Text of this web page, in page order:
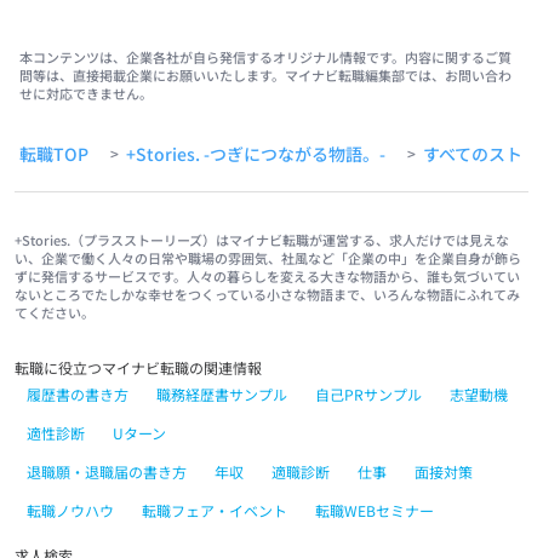
本コンテンツは、企業各社が自ら発信するオリジナル情報です。内容に関するご質
問等は、直接掲載企業にお願いいたします。マイナビ転職編集部では、お問い合わ
せに対応できません。
転職TOP > +Stories. -つぎにつながる物語。- > すべてのスト
+Stories.（プラスストーリーズ）はマイナビ転職が運営する、求人だけでは見えな
い、企業で働く人々の日常や職場の雰囲気、社風など「企業の中」を企業自身が飾ら
ずに発信するサービスです。人々の暮らしを変える大きな物語から、誰も気づいてい
ないところでたしかな幸せをつくっている小さな物語まで、いろんな物語にふれてみ
てください。
転職に役立つマイナビ転職の関連情報
履歴書の書き方
職務経歴書サンプル 自己PRサンプル
志望動機
適性診断
Uターン
退職願・退職届の書き方
年収 適職診断 仕事
面接対策
転職ノウハウ
転職フェア・イベント 転職WEBセミナー